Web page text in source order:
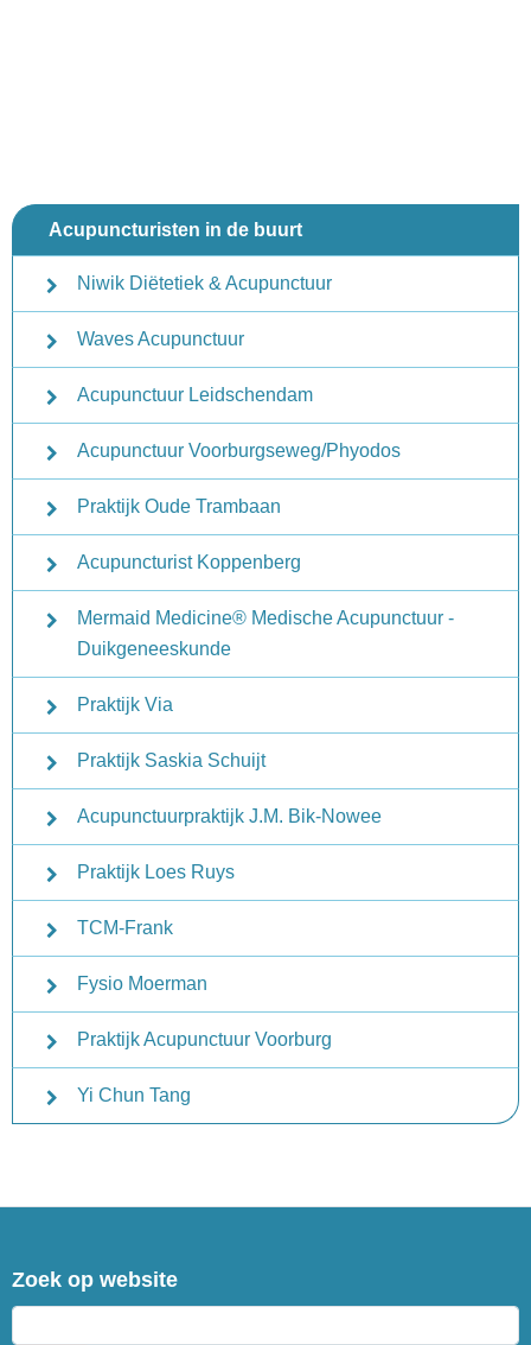
Acupuncturisten in de buurt
Niwik Diëtetiek & Acupunctuur
Waves Acupunctuur
Acupunctuur Leidschendam
Acupunctuur Voorburgseweg/Phyodos
Praktijk Oude Trambaan
Acupuncturist Koppenberg
Mermaid Medicine® Medische Acupunctuur -
Duikgeneeskunde
Praktijk Via
Praktijk Saskia Schuijt
Acupunctuurpraktijk J.M. Bik-Nowee
Praktijk Loes Ruys
TCM-Frank
Fysio Moerman
Praktijk Acupunctuur Voorburg
Yi Chun Tang
Zoek op website